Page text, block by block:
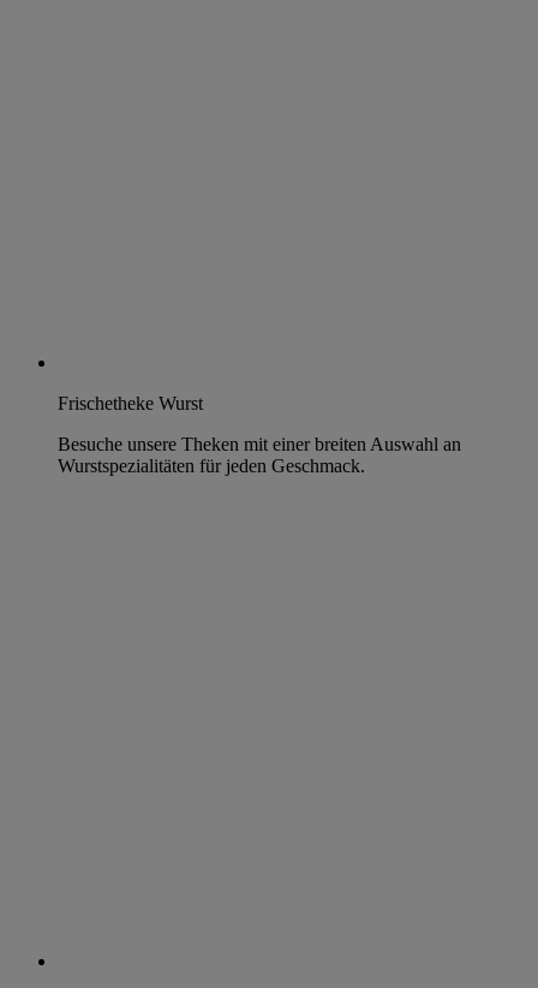
Frischetheke Wurst
Besuche unsere Theken mit einer breiten Auswahl an
Wurstspezialitäten für jeden Geschmack.